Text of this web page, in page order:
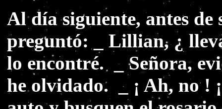
Al día siguiente, antes
preguntó: _ Lillian, ¿
lo encontré. _ Señora,
he olvidado. _ ¡ Ah, no !